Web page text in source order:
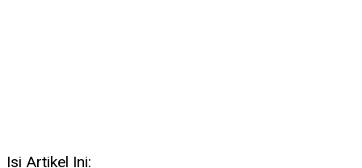
Isi Artikel Ini: